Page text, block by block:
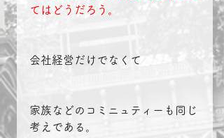
てはどうだろう。
会社経営だけでなくて
家族などのコミニュティーも同じ
考えである。